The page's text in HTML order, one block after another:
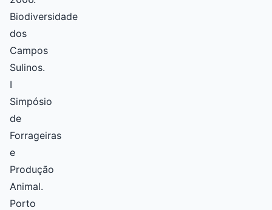
Biodiversidade
dos
Campos
Sulinos.
I
Simpósio
de
Forrageiras
e
Produção
Animal.
Porto